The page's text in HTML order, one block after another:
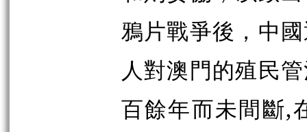
鴉片戰爭後，中
人對澳門的殖民
百餘年而未間斷,